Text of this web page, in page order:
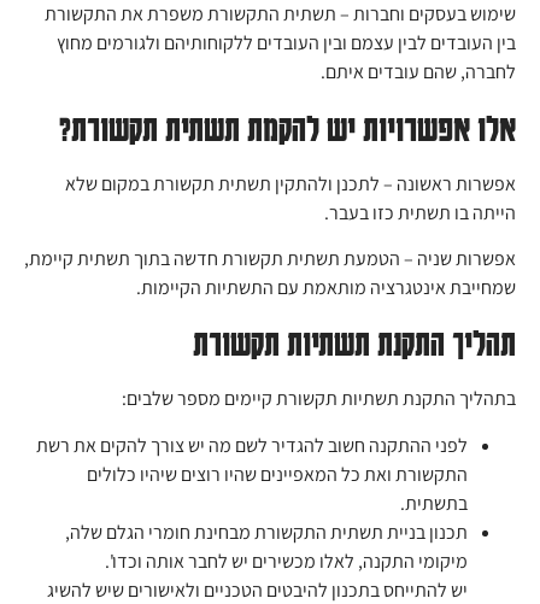
שימוש בעסקים וחברות– תשתית התקשורת משפרת את התקשורת
בין העובדים לבין עצמם ובין העובדים ללקוחותיהם ולגורמים מחוץ
לחברה, שהם עובדים איתם.
אלו אפשרויות יש להקמת תשתית תקשורת?
אפשרות ראשונה – לתכנן ולהתקין תשתית תקשורת במקום שלא
הייתה בו תשתית כזו בעבר.
אפשרות שניה – הטמעת תשתית תקשורת חדשה בתוך תשתית קיימת,
שמחייבת אינטגרציה מותאמת עם התשתיות הקיימות.
תהליך התקנת תשתיות תקשורת
בתהליך התקנת תשתיות תקשורת קיימים מספר שלבים:
לפני ההתקנה חשוב להגדיר לשם מה יש צורך להקים את רשת
התקשורת ואת כל המאפיינים שהיו רוצים שיהיו כלולים
בתשתית.
תכנון בניית תשתית התקשורת מבחינת חומרי הגלם שלה,
מיקומי התקנה, לאלו מכשירים יש לחבר אותה וכדו'.
יש להתייחס בתכנון להיבטים הטכניים ולאישורים שיש להשיג